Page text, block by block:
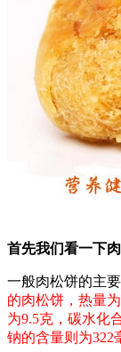
首先我们看一下
一般肉松饼的主
的肉松饼，热量
为9.5克，碳水化
钠的含量则为322